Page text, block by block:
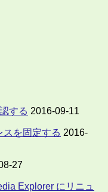
する 2016-09-11
スを固定する 2016-
27
Explorer にリニュ